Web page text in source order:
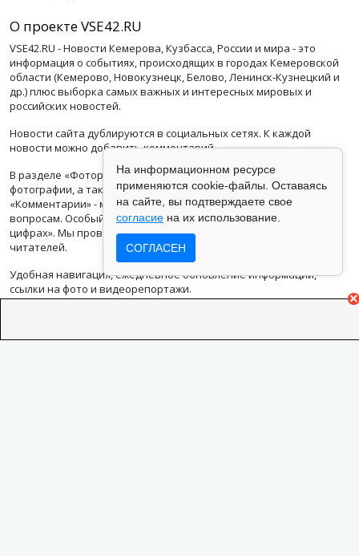
О проекте VSE42.RU
VSE42.RU - Новости Кемерова, Кузбасса, России и мира - это
информация о событиях, происходящих в городах Кемеровской
области (Кемерово, Новокузнецк, Белово, Ленинск-Кузнецкий и
др.) плюс выборка самых важных и интересных мировых и
российских новостей.
Новости сайта дублируются в социальных сетях. К каждой
новости можно добавить комментарий.
В разделе «Фоторепортажи», мы размещаем интересные
фотографии, а также видеоролики со всего света. Раздел
«Комментарии» - мнения известных людей по актуальным
вопросам. Особый взгляд на факты и события в разделе «В
цифрах». Мы проводим еженедельные «Опросы» среди наших
читателей.
Удобная навигация, ежедневное обновление информации,
ссылки на фото и видеорепортажи.
На информационном ресурсе применяются рекомендательные
На информационном ресурсе
применяются cookie-файлы. Оставаясь
на сайте, вы подтверждаете свое
согласие на их использование.
СОГЛАСЕН